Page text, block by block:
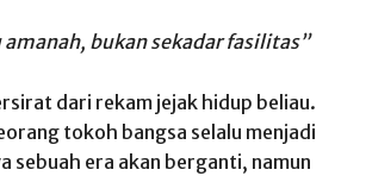
amanah, bukan sekadar fasilitas”
dari rekam jejak hidup beliau.
tokoh bangsa selalu menjadi
sebuah era akan berganti, namun